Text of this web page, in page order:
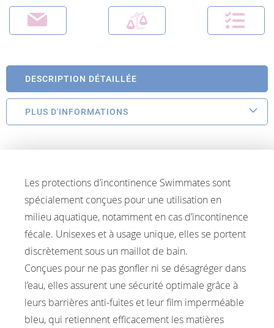
DESCRIPTION DÉTAILLÉE
PLUS D'INFORMATIONS
Les protections d’incontinence Swimmates sont
spécialement conçues pour une utilisation en
milieu aquatique, notamment en cas d’incontinence
fécale. Unisexes et à usage unique, elles se portent
discrètement sous un maillot de bain.
Conçues pour ne pas gonfler ni se désagréger dans
l’eau, elles assurent une sécurité optimale grâce à
leurs barrières anti-fuites et leur film imperméable
bleu, qui retiennent efficacement les matières